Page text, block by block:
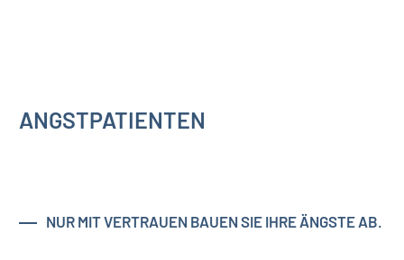
ANGSTPATIENTEN
NUR MIT VERTRAUEN BAUEN SIE IHRE ÄNGSTE AB.